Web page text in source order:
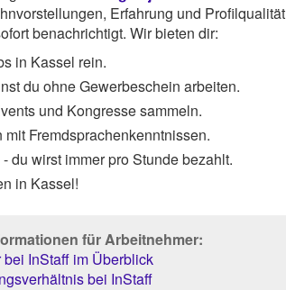
Erfahrung und Profilqualität
benachrichtigt. Wir bieten dir:
in Kassel rein.
du ohne Gewerbeschein arbeiten.
und Kongresse sammeln.
Fremdsprachenkenntnissen.
du wirst immer pro Stunde bezahlt.
in Kassel!
für Arbeitnehmer:
InStaff im Überblick
bei InStaff